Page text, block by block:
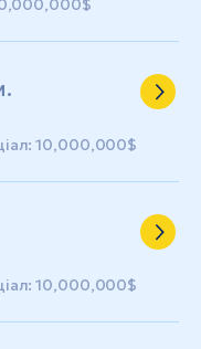
10,000,000$
10,000,000$